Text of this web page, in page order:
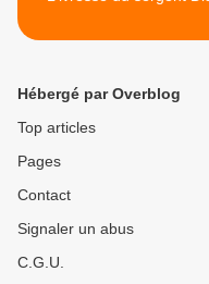
Hébergé par Overblog
Top articles
Pages
Contact
Signaler un abus
C.G.U.